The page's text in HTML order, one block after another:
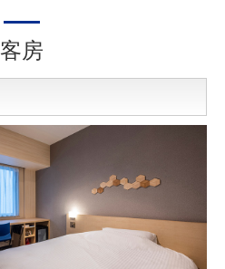
客房